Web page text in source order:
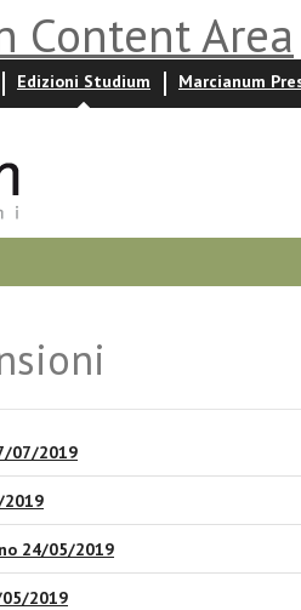
Content Area
Edizioni Studium Marcianum
07/2019
2019
24/05/2019
2019